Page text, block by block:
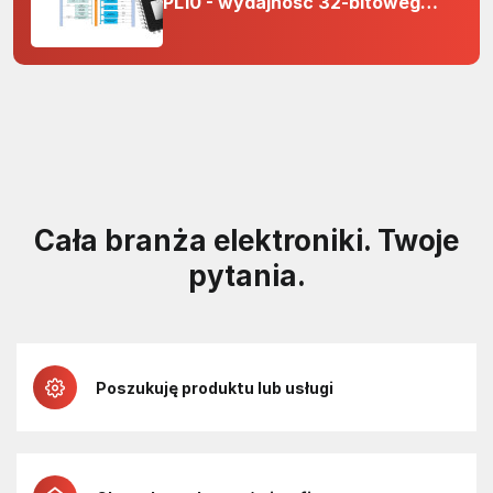
projektach 5 V
Cała branża elektroniki. Twoje
pytania.
Poszukuję produktu lub usługi